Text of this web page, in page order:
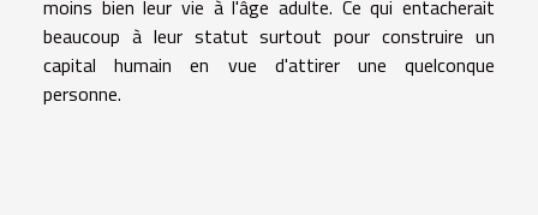
moins bien leur vie à l'âge adulte. Ce qui entacherait
beaucoup à leur statut surtout pour construire un
capital humain en vue d'attirer une quelconque
personne.